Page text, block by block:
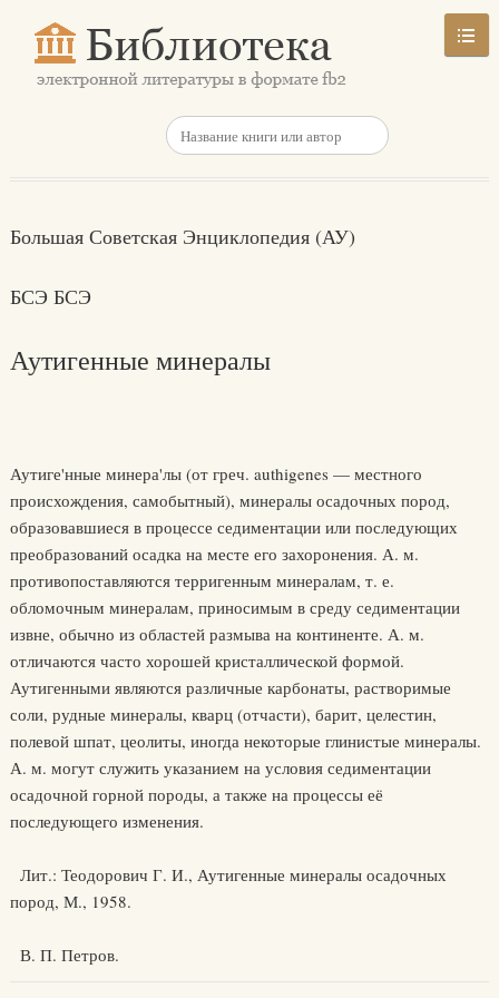
Большая Советская Энциклопедия (АУ)
БСЭ БСЭ
Аутигенные минералы
Аутиге'нные минера'лы (от греч. authigenes — местного
происхождения, самобытный), минералы осадочных пород,
образовавшиеся в процессе седиментации или последующих
преобразований осадка на месте его захоронения. А. м.
противопоставляются терригенным минералам, т. е.
обломочным минералам, приносимым в среду седиментации
извне, обычно из областей размыва на континенте. А. м.
отличаются часто хорошей кристаллической формой.
Аутигенными являются различные карбонаты, растворимые
соли, рудные минералы, кварц (отчасти), барит, целестин,
полевой шпат, цеолиты, иногда некоторые глинистые минералы.
А. м. могут служить указанием на условия седиментации
осадочной горной породы, а также на процессы её
последующего изменения.
Лит.: Теодорович Г. И., Аутигенные минералы осадочных
пород, М., 1958.
В. П. Петров.